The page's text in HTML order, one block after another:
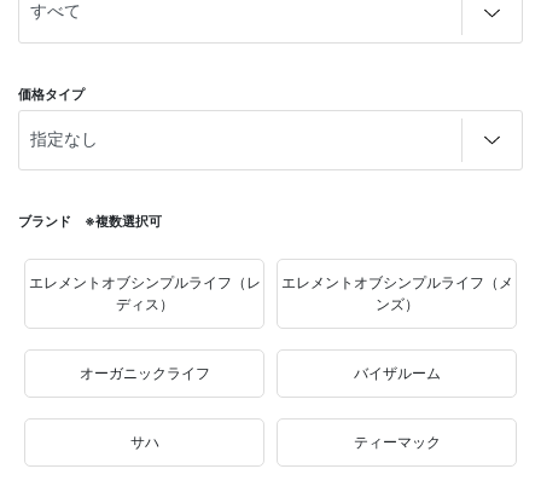
価格タイプ
ブランド ※複数選択可
エレメントオブシンプルライフ（レ
ディス）
エレメントオブシンプルライフ（メ
ンズ）
オーガニックライフ バイザルーム
サハ ティーマック